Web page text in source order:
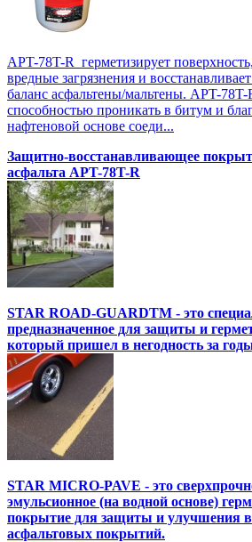
APT-78T-R герметизирует
вредные загрязнения и
баланс асфальтены/мальтены. APT-78T-
способностью проникать в битум и
нафтеновой основе соеди...
Защитно-восстанавливающее
асфальта APT-78T-R
STAR ROAD-GUARDTM - это
предназначенное для защиты и
который пришел в негодность за
STAR MICRO-PAVE - это
эмульсионное (на водной основе)
покрытие для защиты и улучшения
асфальтовых покрытий.